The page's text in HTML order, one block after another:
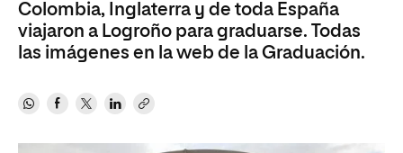
Colombia, Inglaterra y de toda España
viajaron a Logroño para graduarse. Todas
las imágenes en la web de la Graduación.